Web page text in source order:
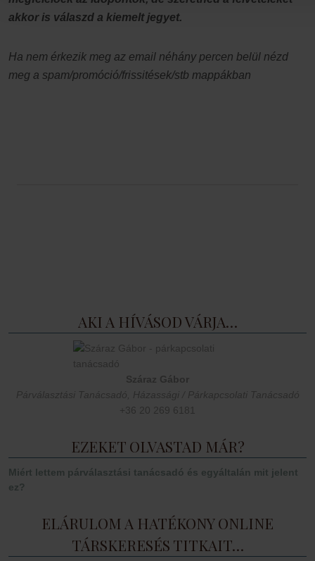
akkor is válaszd a kiemelt jegyet.
Ha nem érkezik meg az email néhány percen belül nézd
meg a spam/promóció/frissitések/stb mappákban
AKI A HÍVÁSOD VÁRJA…
Száraz Gábor
Párválasztási Tanácsadó, Házassági / Párkapcsolati Tanácsadó
+36 20 269 6181
EZEKET OLVASTAD MÁR?
Miért lettem párválasztási tanácsadó és egyáltalán mit jelent
ez?
ELÁRULOM A HATÉKONY ONLINE
TÁRSKERESÉS TITKAIT…